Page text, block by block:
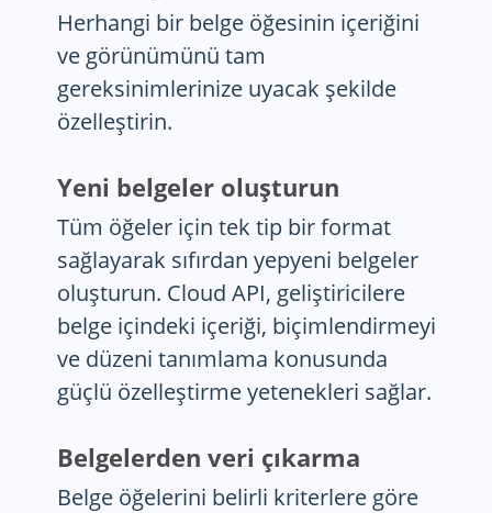
Herhangi bir belge öğesinin içeriğini
ve görünümünü tam
gereksinimlerinize uyacak şekilde
özelleştirin.
Yeni belgeler oluşturun
Tüm öğeler için tek tip bir format
sağlayarak sıfırdan yepyeni belgeler
oluşturun. Cloud API, geliştiricilere
belge içindeki içeriği, biçimlendirmeyi
ve düzeni tanımlama konusunda
güçlü özelleştirme yetenekleri sağlar.
Belgelerden veri çıkarma
Belge öğelerini belirli kriterlere göre